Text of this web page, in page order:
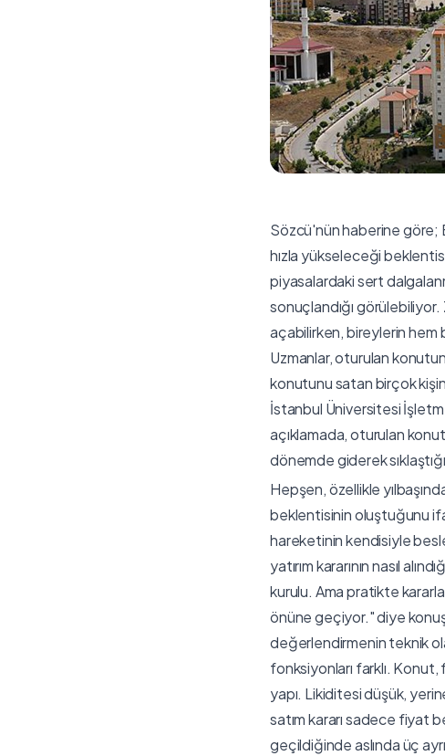
Sözcü'nün haberine göre;
hızla yükseleceği
piyasalardaki sert
sonuçlandığı
açabilirken, bireylerin hem
Uzmanlar, oturulan
konutunu satan birçok
İstanbul Üniversitesi
açıklamada, oturulan
dönemde giderek
Hepşen, özellikle
beklentisinin oluştuğunu
hareketinin kendisiyle
yatırım kararının nasıl
kurulu. Ama pratikte
önüne geçiyor." diye
değerlendirmenin teknik
fonksiyonları farklı. Konut,
yapı. Likiditesi düşük,
satım kararı sadece fiyat
geçildiğinde aslında üç